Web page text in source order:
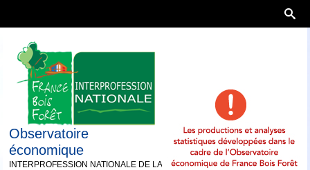
Observatoire
économique
INTERPROFESSION NATIONALE DE LA